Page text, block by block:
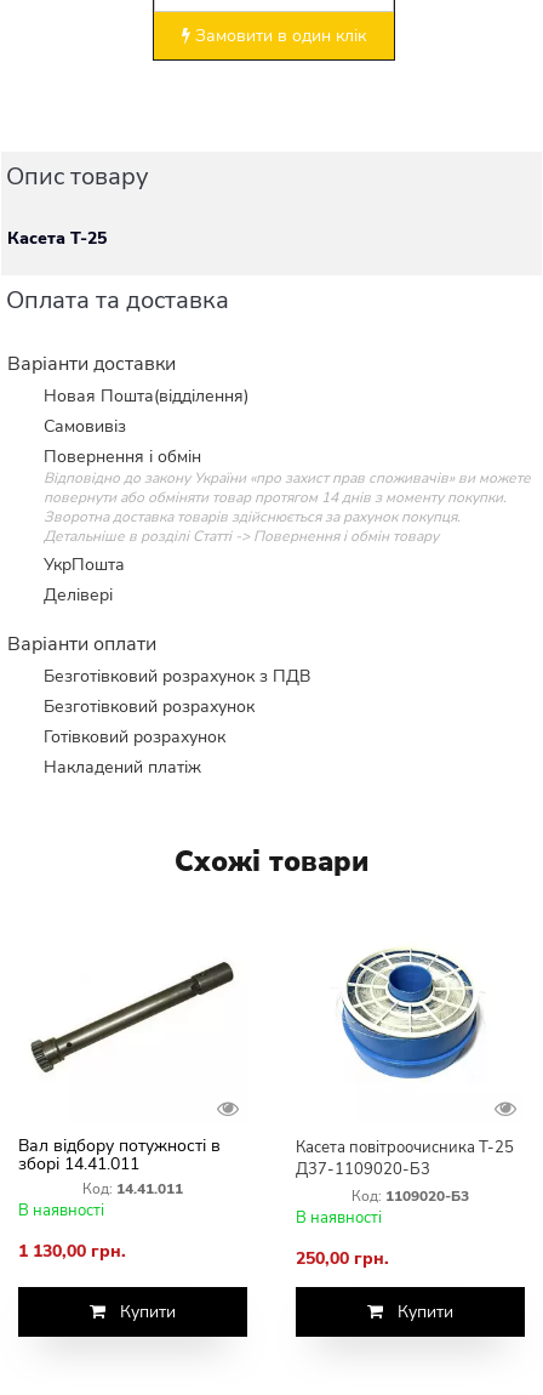
Замовити в один клік
Опис товару
Касета Т-25
Оплата та доставка
Варіанти доставки
Новая Пошта(відділення)
Самовивіз
Повернення і обмін
Відповідно до закону України «про захист прав споживачів» ви можете
повернути або обміняти товар протягом 14 днів з моменту покупки.
Зворотна доставка товарів здійснюється за рахунок покупця.
Детальніше в розділі Статті -> Повернення і обмін товару
УкрПошта
Делівері
Варіанти оплати
Безготівковий розрахунок з ПДВ
Безготівковий розрахунок
Готівковий розрахунок
Накладений платіж
Схожі товари
Вал відбору потужності в
зборі 14.41.011
Код: 14.41.011
В наявності
1 130,00 грн.
Купити
Касета повітроочисника Т-25
Д37-1109020-Б3
Код: 1109020-Б3
В наявності
250,00 грн.
Купити